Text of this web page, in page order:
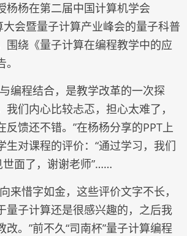
杨杨在第二届中国计算机学会
大会暨量子计算产业峰会的量子科普
围绕《量子计算在编程教学中的应
编程结合，是教学改革的一次探
我们内心比较忐忑，担心太难了，
反馈还不错。”在杨杨分享的PPT上
生对课程的评价：“通过学习，我们
世面了，谢谢老师”……
来惜字如金，这些评价文字不长，
量子计算还是很感兴趣的，之后我
。”前不久“司南杯”量子计算编程